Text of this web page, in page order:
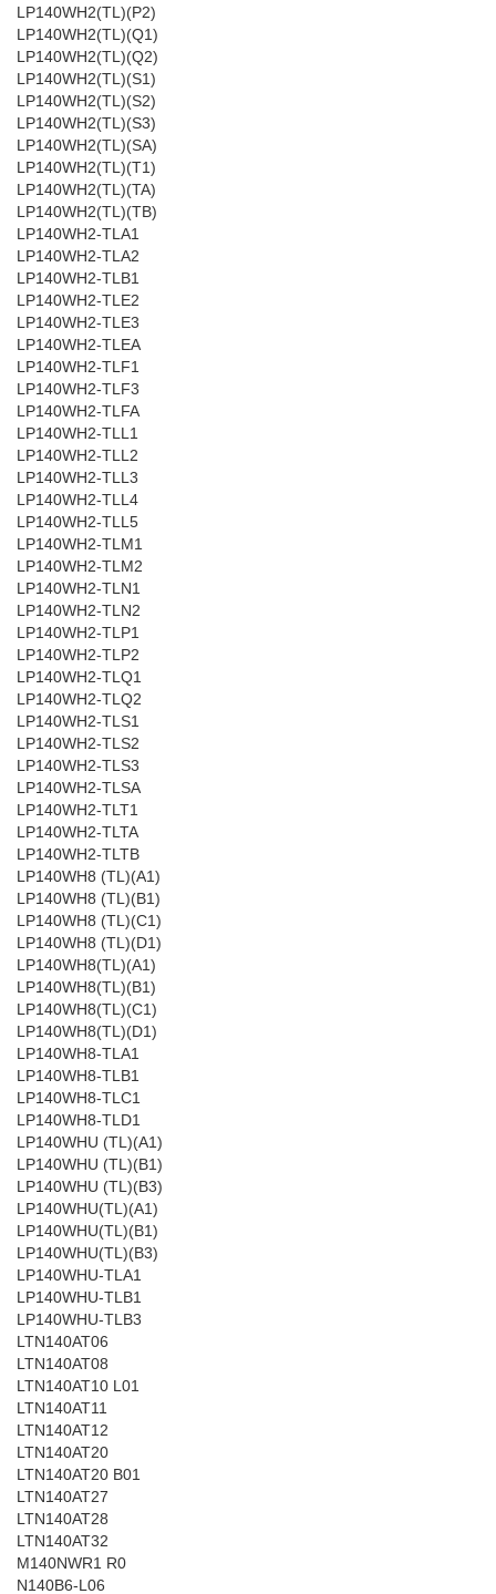
LP140WH2(TL)(P2)
LP140WH2(TL)(Q1)
LP140WH2(TL)(Q2)
LP140WH2(TL)(S1)
LP140WH2(TL)(S2)
LP140WH2(TL)(S3)
LP140WH2(TL)(SA)
LP140WH2(TL)(T1)
LP140WH2(TL)(TA)
LP140WH2(TL)(TB)
LP140WH2-TLA1
LP140WH2-TLA2
LP140WH2-TLB1
LP140WH2-TLE2
LP140WH2-TLE3
LP140WH2-TLEA
LP140WH2-TLF1
LP140WH2-TLF3
LP140WH2-TLFA
LP140WH2-TLL1
LP140WH2-TLL2
LP140WH2-TLL3
LP140WH2-TLL4
LP140WH2-TLL5
LP140WH2-TLM1
LP140WH2-TLM2
LP140WH2-TLN1
LP140WH2-TLN2
LP140WH2-TLP1
LP140WH2-TLP2
LP140WH2-TLQ1
LP140WH2-TLQ2
LP140WH2-TLS1
LP140WH2-TLS2
LP140WH2-TLS3
LP140WH2-TLSA
LP140WH2-TLT1
LP140WH2-TLTA
LP140WH2-TLTB
LP140WH8 (TL)(A1)
LP140WH8 (TL)(B1)
LP140WH8 (TL)(C1)
LP140WH8 (TL)(D1)
LP140WH8(TL)(A1)
LP140WH8(TL)(B1)
LP140WH8(TL)(C1)
LP140WH8(TL)(D1)
LP140WH8-TLA1
LP140WH8-TLB1
LP140WH8-TLC1
LP140WH8-TLD1
LP140WHU (TL)(A1)
LP140WHU (TL)(B1)
LP140WHU (TL)(B3)
LP140WHU(TL)(A1)
LP140WHU(TL)(B1)
LP140WHU(TL)(B3)
LP140WHU-TLA1
LP140WHU-TLB1
LP140WHU-TLB3
LTN140AT06
LTN140AT08
LTN140AT10 L01
LTN140AT11
LTN140AT12
LTN140AT20
LTN140AT20 B01
LTN140AT27
LTN140AT28
LTN140AT32
M140NWR1 R0
N140B6-L06